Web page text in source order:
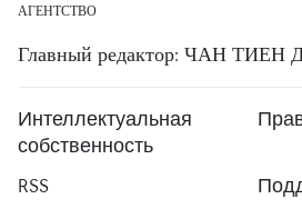
АГЕНТСТВО
Главный редактор: ЧАН ТИЕН
Интеллектуальная
собственность
RSS